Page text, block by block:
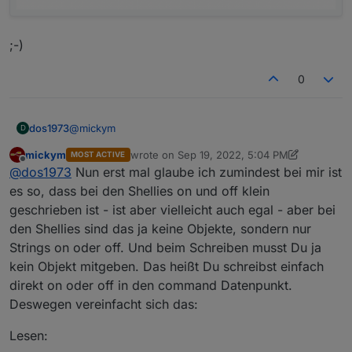
;-)
0
D dos1973@mickym
klappt nicht, was mache ich falsch?
;-)
Offline
mickym MOST ACTIVE wrote on Sep 19, 2022, 5:04 PM
last edited by mickymSep 19, 2022, 7:05 PM
@dos1973 Nun erst mal glaube ich zumindest bei mir ist
es so, dass bei den Shellies on und off klein
geschrieben ist - ist aber vielleicht auch egal - aber bei
den Shellies sind das ja keine Objekte, sondern nur
Strings on oder off. Und beim Schreiben musst Du ja
kein Objekt mitgeben. Das heißt Du schreibst einfach
direkt on oder off in den command Datenpunkt.
Deswegen vereinfacht sich das:
Lesen: